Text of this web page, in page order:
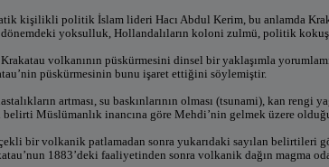
kişilikli politik İslam lideri Hacı Abdul Kerim, bu anlamda
dönemdeki yoksulluk, Hollandalıların koloni zulmü, politik
volkanının püskürmesini dinsel bir yaklaşımla
püskürmesinin bunu işaret ettiğini söylemiştir.
artması, su baskınlarının olması (tsunami), kan rengi
Müslümanlık inancına göre Mehdi’nin gelmek üzere
bir volkanik patlamadan sonra yukarıdaki sayılan belirtileri
1883’deki faaliyetinden sonra volkanik dağın magma